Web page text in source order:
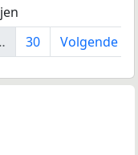
30 Volgende